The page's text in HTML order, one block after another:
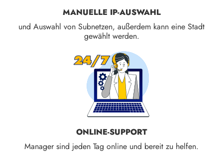
MANUELLE IP-AUSWAHL
und Auswahl von Subnetzen, außerdem kann eine Stadt
gewählt werden.
ONLINE-SUPPORT
Manager sind jeden Tag online und bereit zu helfen.